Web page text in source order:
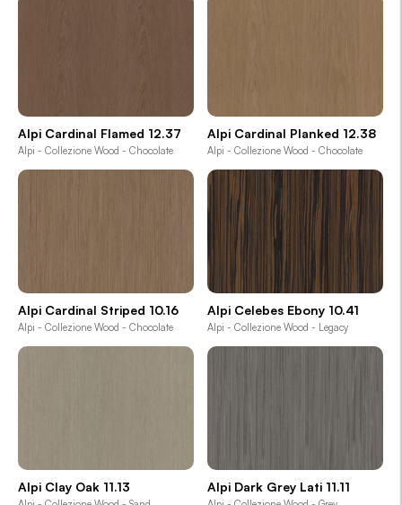
Alpi Cardinal Flamed 12.37
Alpi - Collezione Wood - Chocolate
Alpi Cardinal Planked 12.38
Alpi - Collezione Wood - Chocolate
Alpi Cardinal Striped 10.16
Alpi - Collezione Wood - Chocolate
Alpi Celebes Ebony 10.41
Alpi - Collezione Wood - Legacy
Alpi Clay Oak 11.13 Alpi Dark Grey Lati 11.11